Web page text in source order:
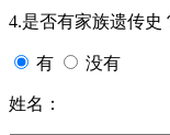
4.是否有家族遗传史
有 没有
姓名：